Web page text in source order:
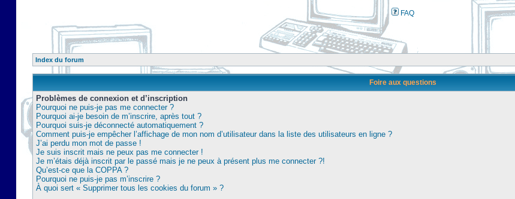
FAQ
Index du forum
Foire aux questions
Problèmes de connexion et d’inscription
Pourquoi ne puis-je pas me connecter ?
Pourquoi ai-je besoin de m’inscrire, après tout ?
Pourquoi suis-je déconnecté automatiquement ?
Comment puis-je empêcher l’affichage de mon nom d’utilisateur dans la liste des utilisateurs en ligne ?
J’ai perdu mon mot de passe !
Je suis inscrit mais ne peux pas me connecter !
Je m’étais déjà inscrit par le passé mais je ne peux à présent plus me connecter ?!
Qu’est-ce que la COPPA ?
Pourquoi ne puis-je pas m’inscrire ?
À quoi sert « Supprimer tous les cookies du forum » ?